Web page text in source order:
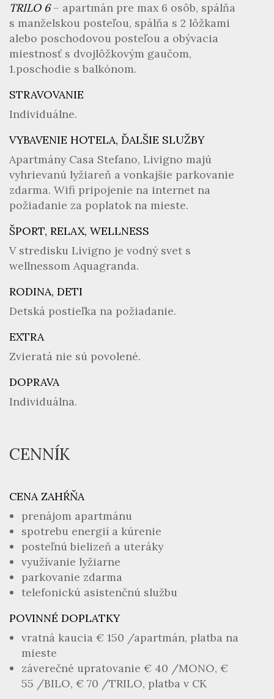
TRILO 6– apartmán pre max 6 osôb, spálňa
s manželskou posteľou, spálňa s 2 lôžkami
alebo poschodovou posteľou a obývacia
miestnosť s dvojlôžkovým gaučom,
1.poschodie s balkónom.
STRAVOVANIE
Individuálne.
VYBAVENIE HOTELA, ĎALŠIE SLUŽBY
Apartmány Casa Stefano, Livigno majú
vyhrievanú lyžiareň a vonkajšie parkovanie
zdarma. Wifi pripojenie na internet na
požiadanie za poplatok na mieste.
ŠPORT, RELAX, WELLNESS
V stredisku Livigno je vodný svet s
wellnessom Aquagranda.
RODINA, DETI
Detská postieľka na požiadanie.
EXTRA
Zvieratá nie sú povolené.
DOPRAVA
Individuálna.
CENNÍK
CENA ZAHŔŇA
prenájom apartmánu
spotrebu energií a kúrenie
posteľnú bielizeň a uteráky
využívanie lyžiarne
parkovanie zdarma
telefonickú asistenčnú službu
POVINNÉ DOPLATKY
vratná kaucia € 150 /apartmán, platba na
mieste
záverečné upratovanie € 40 /MONO, €
55 /BILO, € 70 /TRILO, platba v CK